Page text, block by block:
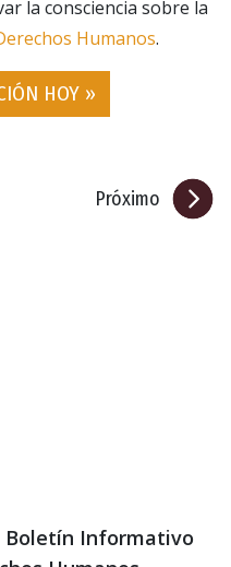
la consciencia sobre la
Humanos.
HOY »
Próximo
Boletín Informativo